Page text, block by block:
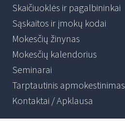
Skaičiuoklės ir pagalbininkai
Sąskaitos ir įmokų kodai
Mokesčių žinynas
Mokesčių kalendorius
Seminarai
Tarptautinis apmokestinimas
Kontaktai / Apklausa